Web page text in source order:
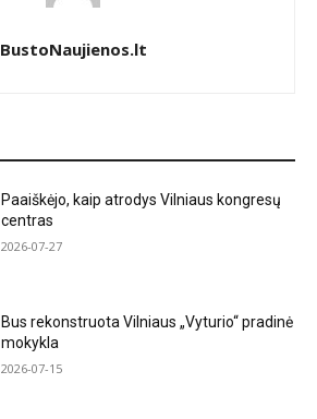
BustoNaujienos.lt
Paaiškėjo, kaip atrodys Vilniaus kongresų
centras
2026-07-27
Bus rekonstruota Vilniaus „Vyturio“ pradinė
mokykla
2026-07-15